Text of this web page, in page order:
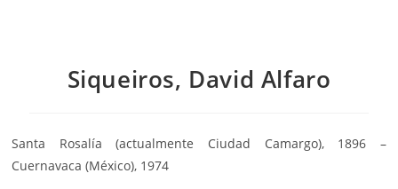
Siqueiros, David Alfaro
Santa Rosalía (actualmente Ciudad Camargo), 1896 –
Cuernavaca (México), 1974